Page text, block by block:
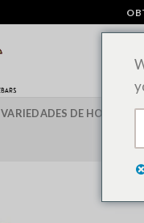
VARIEDADES DE HONGOS